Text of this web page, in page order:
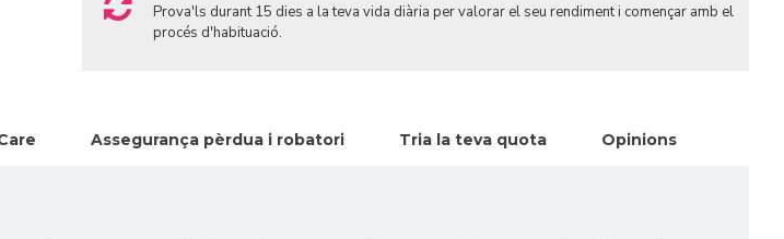
Prova'ls durant 15 dies a la teva vida diària per valorar el seu rendiment i començar amb el
procés d'habituació.
Assegurança pèrdua i robatori Tria la teva quota Opinions